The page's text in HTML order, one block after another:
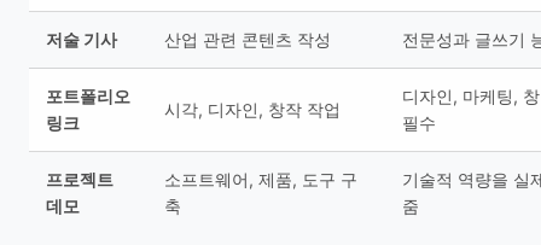
저술 기사 산업 관련 콘텐츠 작성 전문성과 글쓰기
포트폴리오
링크
시각, 디자인, 창작 작업
디자인, 마케팅,
필수
프로젝트
데모
소프트웨어, 제품, 도구 구
축
기술적 역량을 실
줌